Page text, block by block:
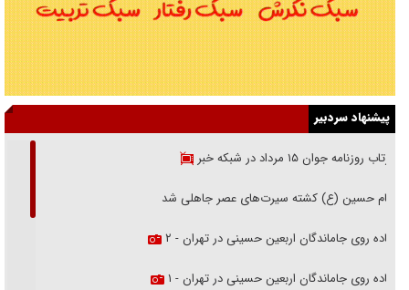
پیشنهاد سردبیر
بازتاب روزنامه جوان ۱۵ مرداد در شبکه خبر
امام حسین (ع) کشته سیرت‌های عصر جاهلی شد
پیاده روی جاماندگان اربعین حسینی در تهران - ۲
پیاده روی جاماندگان اربعین حسینی در تهران - ۱